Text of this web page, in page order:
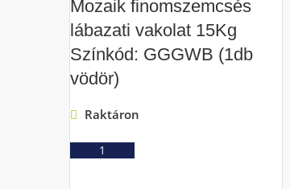
Mozaik finomszemcsés
lábazati vakolat 15Kg
Színkód: GGGWB (1db
vödör)
Raktáron